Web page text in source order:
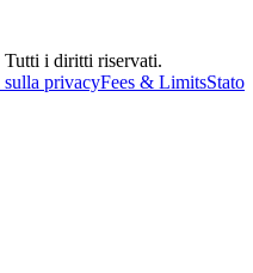
i diritti riservati.
privacyFees & LimitsStato